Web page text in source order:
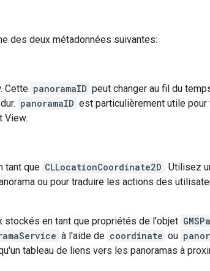
des deux métadonnées suivantes:
Cette panoramaID peut changer au fil du
panoramaID est particulièrement utile pour
View.
tant que CLLocationCoordinate2D . Utilisez
ou pour traduire les actions des
stockés en tant que propriétés de l'objet
à l'aide de coordinate ou
tableau de liens vers les panoramas à